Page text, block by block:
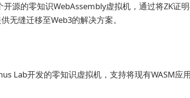
源的零知识WebAssembly虚拟机，通过将ZK证
无缝迁移至Web3的解决方案。
Lab开发的零知识虚拟机，支持将现有WASM应